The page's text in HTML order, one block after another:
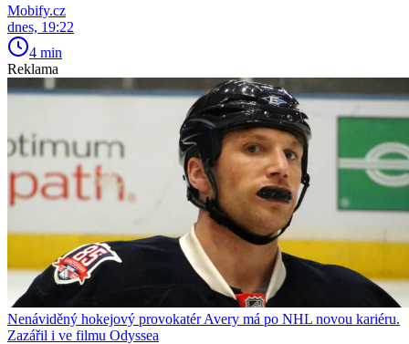
Mobify.cz
dnes, 19:22
4 min
Reklama
Nenáviděný hokejový provokatér Avery má po NHL novou kariéru.
Zazářil i ve filmu Odyssea